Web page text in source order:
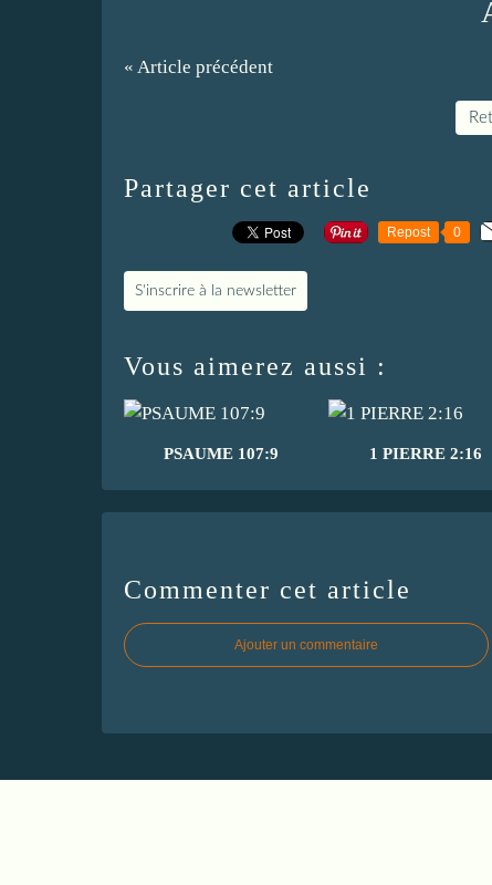
« Article précédent
Partager cet article
Repost 0
S'inscrire à la newsletter
Vous aimerez aussi :
PSAUME 107:9 1 PIERRE 2:16
Commenter cet article
Ajouter un commentaire